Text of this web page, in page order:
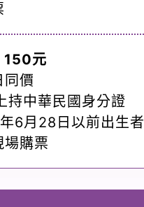
150元
同價
持中華民國身分證
6月28日以前出生
場購票